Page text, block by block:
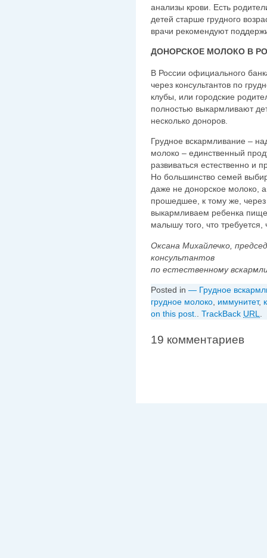
анализы крови. Есть
детей старше грудного
врачи рекомендуют
ДОНОРСКОЕ МОЛОКО В
В России официального
через консультантов по
клубы, или городские
полностью выкармливают
несколько доноров.
Грудное вскармливание –
молоко – единственный
развиваться естественно и
Но большинство семей
даже не донорское молоко,
прошедшее, к тому же,
выкармливаем ребенка
малышу того, что
Оксана Михайлечко,
консультантов
по естественному
Posted in — Грудное
грудное молоко иммунитет,
on this post.
TrackBack URL
19 комментариев